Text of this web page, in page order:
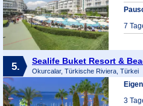
7
5. Sealife Buket Resort &
Okurcalar, Türkische Riviera, Türkei
3